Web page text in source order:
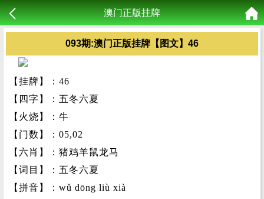
澳门正版挂牌
093期:澳门正版挂牌【图文】46
【挂牌】：46
【四字】：五冬六夏
【火烧】：牛
【门数】：05,02
【六肖】：猪鸡羊鼠龙马
【词目】：五冬六夏
【拼音】：wǔ dōng liù xià